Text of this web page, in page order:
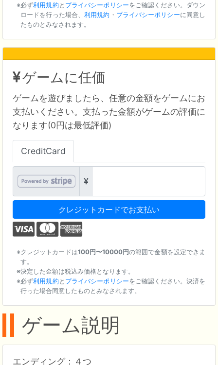
必ず利用規約と プライバシーポリシーをご確認ください。ダウン
ロードを行った場合、利用規約 ・ プライバシーポリシーに同意し
たものとみなされます。
ゲームに任価
ゲームを遊びましたら、任意の金額をゲームにお
支払いください。支払った金額がゲームの評価に
なります(0円は最低評価)
CreditCard
クレジットカードでお支払い
クレジットカードは100円〜10000円の範囲で金額を設定できま
す。
決定した金額は税込み価格となります。
必ず利用規約と プライバシーポリシーをご確認ください。決済を
行った場合同意したものとみなされます。
ゲーム説明
エンディング：４つ